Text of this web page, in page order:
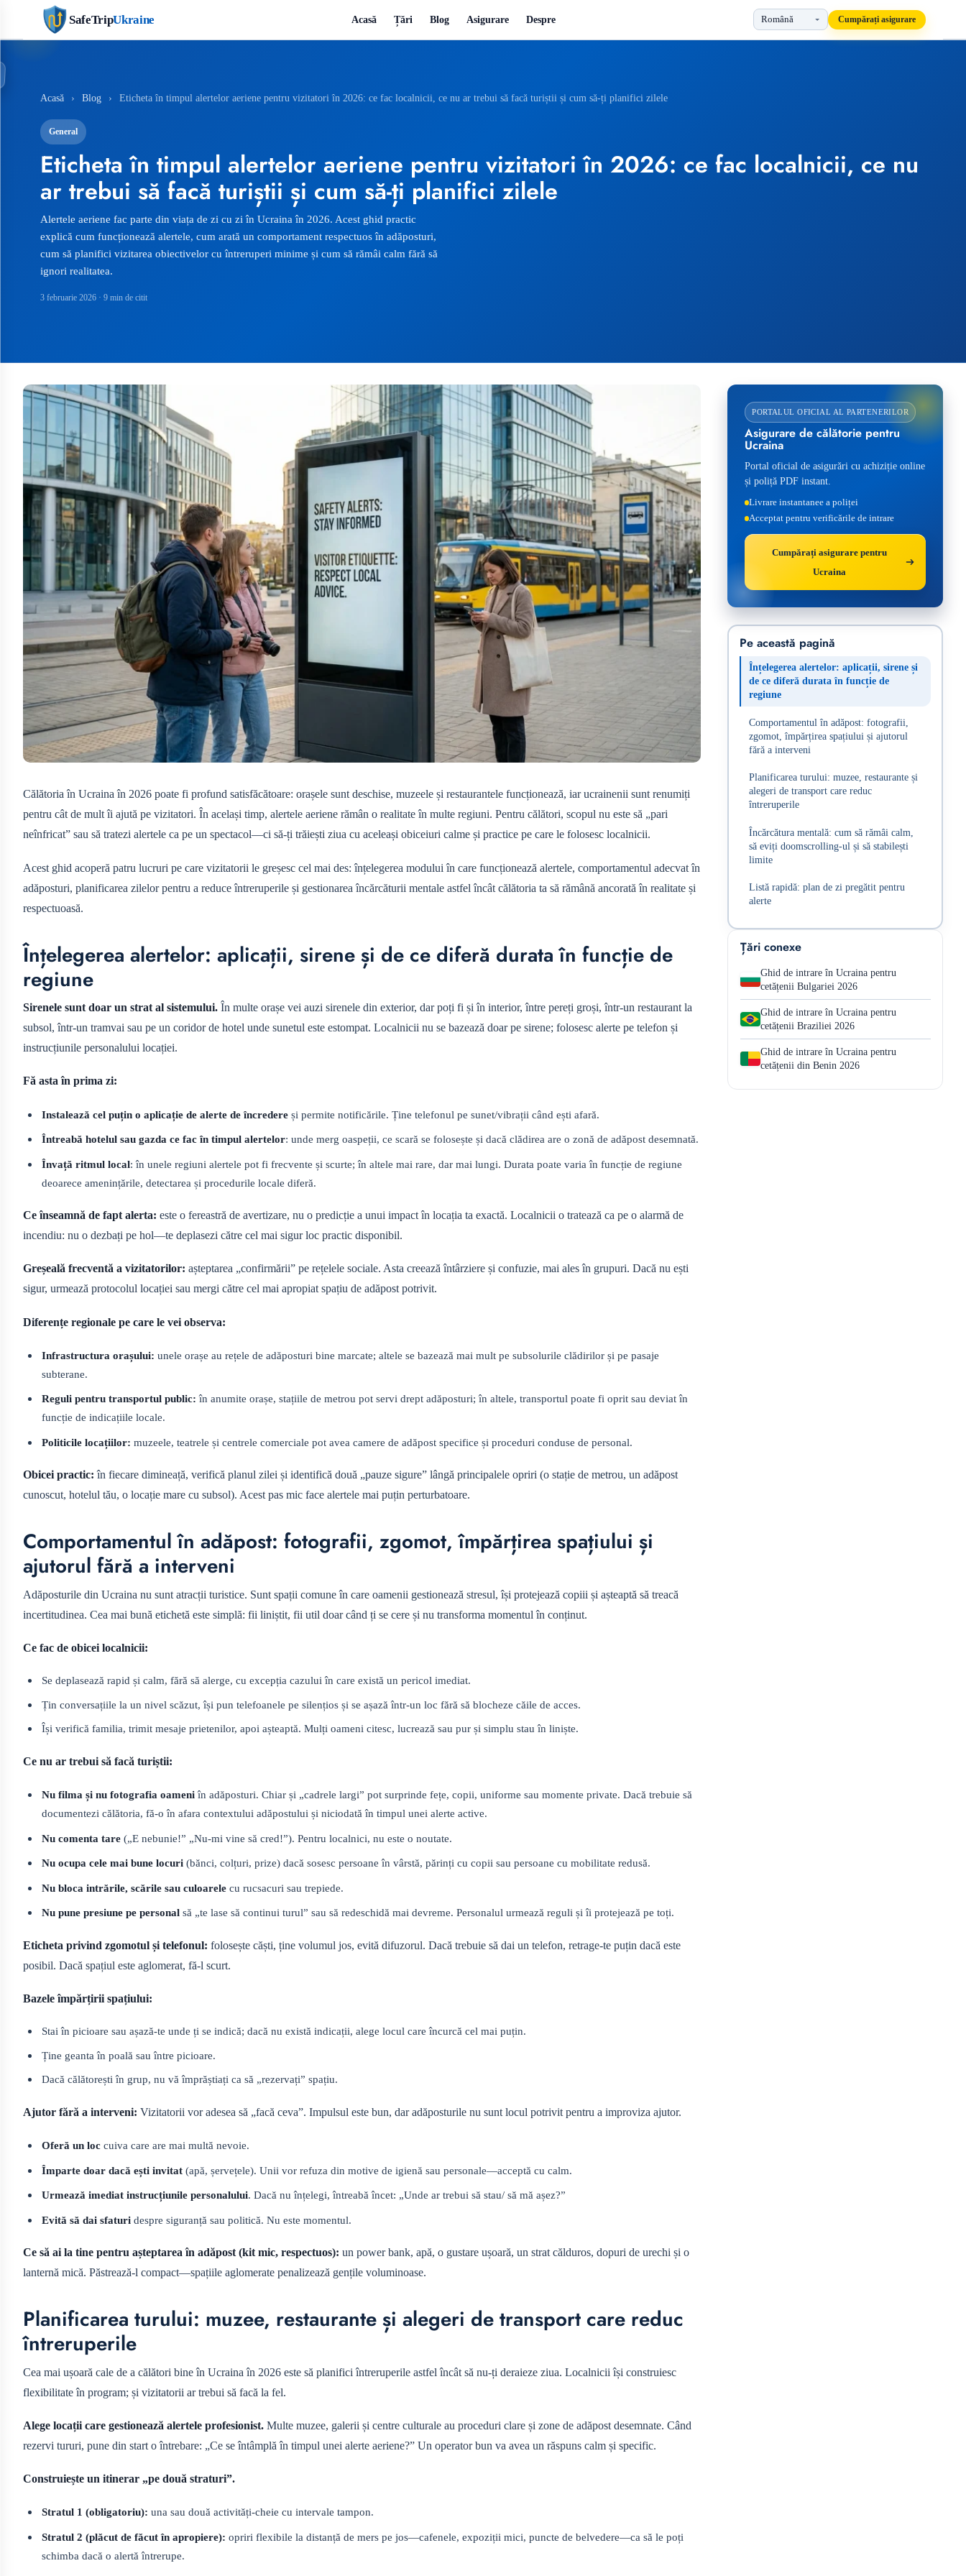
SafeTripUkraine Acasă Țări Blog Asigurare Despre Cumpărați asigurare
Acasă › Blog › Eticheta în timpul alertelor aeriene pentru vizitatori în 2026: ce fac localnicii, ce nu ar trebui să facă turiștii și cum să-ți planifici zilele
General
Eticheta în timpul alertelor aeriene pentru vizitatori în 2026: ce fac localnicii, ce nu
ar trebui să facă turiștii și cum să-ți planifici zilele
Alertele aeriene fac parte din viața de zi cu zi în Ucraina în 2026. Acest ghid practic
explică cum funcționează alertele, cum arată un comportament respectuos în adăposturi,
cum să planifici vizitarea obiectivelor cu întreruperi minime și cum să rămâi calm fără să
ignori realitatea.
3 februarie 2026 · 9 min de citit
Călătoria în Ucraina în 2026 poate fi profund satisfăcătoare: orașele sunt deschise, muzeele și restaurantele funcționează, iar ucrainenii sunt renumiți
pentru cât de mult îi ajută pe vizitatori. În același timp, alertele aeriene rămân o realitate în multe regiuni. Pentru călători, scopul nu este să „pari
neînfricat” sau să tratezi alertele ca pe un spectacol—ci să-ți trăiești ziua cu aceleași obiceiuri calme și practice pe care le folosesc localnicii.
Acest ghid acoperă patru lucruri pe care vizitatorii le greșesc cel mai des: înțelegerea modului în care funcționează alertele, comportamentul adecvat în
adăposturi, planificarea zilelor pentru a reduce întreruperile și gestionarea încărcăturii mentale astfel încât călătoria ta să rămână ancorată în realitate și
respectuoasă.
Înțelegerea alertelor: aplicații, sirene și de ce diferă durata în funcție de
regiune
Sirenele sunt doar un strat al sistemului. În multe orașe vei auzi sirenele din exterior, dar poți fi și în interior, între pereți groși, într-un restaurant la
subsol, într-un tramvai sau pe un coridor de hotel unde sunetul este estompat. Localnicii nu se bazează doar pe sirene; folosesc alerte pe telefon și
instrucțiunile personalului locației.
Fă asta în prima zi:
Instalează cel puțin o aplicație de alerte de încredere și permite notificările. Ține telefonul pe sunet/vibrații când ești afară.
Întreabă hotelul sau gazda ce fac în timpul alertelor: unde merg oaspeții, ce scară se folosește și dacă clădirea are o zonă de adăpost desemnată.
Învață ritmul local: în unele regiuni alertele pot fi frecvente și scurte; în altele mai rare, dar mai lungi. Durata poate varia în funcție de regiune
deoarece amenințările, detectarea și procedurile locale diferă.
Ce înseamnă de fapt alerta: este o fereastră de avertizare, nu o predicție a unui impact în locația ta exactă. Localnicii o tratează ca pe o alarmă de
incendiu: nu o dezbați pe hol—te deplasezi către cel mai sigur loc practic disponibil.
Greșeală frecventă a vizitatorilor: așteptarea „confirmării” pe rețelele sociale. Asta creează întârziere și confuzie, mai ales în grupuri. Dacă nu ești
sigur, urmează protocolul locației sau mergi către cel mai apropiat spațiu de adăpost potrivit.
Diferențe regionale pe care le vei observa:
Infrastructura orașului: unele orașe au rețele de adăposturi bine marcate; altele se bazează mai mult pe subsolurile clădirilor și pe pasaje
subterane.
Reguli pentru transportul public: în anumite orașe, stațiile de metrou pot servi drept adăposturi; în altele, transportul poate fi oprit sau deviat în
funcție de indicațiile locale.
Politicile locațiilor: muzeele, teatrele și centrele comerciale pot avea camere de adăpost specifice și proceduri conduse de personal.
Obicei practic: în fiecare dimineață, verifică planul zilei și identifică două „pauze sigure” lângă principalele opriri (o stație de metrou, un adăpost
cunoscut, hotelul tău, o locație mare cu subsol). Acest pas mic face alertele mai puțin perturbatoare.
Comportamentul în adăpost: fotografii, zgomot, împărțirea spațiului și
ajutorul fără a interveni
Adăposturile din Ucraina nu sunt atracții turistice. Sunt spații comune în care oamenii gestionează stresul, își protejează copiii și așteaptă să treacă
incertitudinea. Cea mai bună etichetă este simplă: fii liniștit, fii util doar când ți se cere și nu transforma momentul în conținut.
Ce fac de obicei localnicii:
Se deplasează rapid și calm, fără să alerge, cu excepția cazului în care există un pericol imediat.
Țin conversațiile la un nivel scăzut, își pun telefoanele pe silențios și se așază într-un loc fără să blocheze căile de acces.
Își verifică familia, trimit mesaje prietenilor, apoi așteaptă. Mulți oameni citesc, lucrează sau pur și simplu stau în liniște.
Ce nu ar trebui să facă turiștii:
Nu filma și nu fotografia oameniîn adăposturi. Chiar și „cadrele largi” pot surprinde fețe, copii, uniforme sau momente private. Dacă trebuie să
documentezi călătoria, fă-o în afara contextului adăpostului și niciodată în timpul unei alerte active.
Nu comenta tare („E nebunie!” „Nu-mi vine să cred!”). Pentru localnici, nu este o noutate.
Nu ocupa cele mai bune locuri (bănci, colțuri, prize) dacă sosesc persoane în vârstă, părinți cu copii sau persoane cu mobilitate redusă.
Nu bloca intrările, scările sau culoarele cu rucsacuri sau trepiede.
Nu pune presiune pe personal să „te lase să continui turul” sau să redeschidă mai devreme. Personalul urmează reguli și îi protejează pe toți.
Eticheta privind zgomotul și telefonul: folosește căști, ține volumul jos, evită difuzorul. Dacă trebuie să dai un telefon, retrage-te puțin dacă este
posibil. Dacă spațiul este aglomerat, fă-l scurt.
Bazele împărțirii spațiului:
Stai în picioare sau așază-te unde ți se indică; dacă nu există indicații, alege locul care încurcă cel mai puțin.
Ține geanta în poală sau între picioare.
Dacă călătorești în grup, nu vă împrăștiați ca să „rezervați” spațiu.
Ajutor fără a interveni: Vizitatorii vor adesea să „facă ceva”. Impulsul este bun, dar adăposturile nu sunt locul potrivit pentru a improviza ajutor.
Oferă un loc cuiva care are mai multă nevoie.
Împarte doar dacă ești invitat (apă, șervețele). Unii vor refuza din motive de igienă sau personale—acceptă cu calm.
Urmează imediat instrucțiunile personalului. Dacă nu înțelegi, întreabă încet: „Unde ar trebui să stau/ să mă așez?”
Evită să dai sfaturi despre siguranță sau politică. Nu este momentul.
Ce să ai la tine pentru așteptarea în adăpost (kit mic, respectuos): un power bank, apă, o gustare ușoară, un strat călduros, dopuri de urechi și o
lanternă mică. Păstrează-l compact—spațiile aglomerate penalizează gențile voluminoase.
Planificarea turului: muzee, restaurante și alegeri de transport care reduc
întreruperile
Cea mai ușoară cale de a călători bine în Ucraina în 2026 este să planifici întreruperile astfel încât să nu-ți deraieze ziua. Localnicii își construiesc
flexibilitate în program; și vizitatorii ar trebui să facă la fel.
Alege locații care gestionează alertele profesionist. Multe muzee, galerii și centre culturale au proceduri clare și zone de adăpost desemnate. Când
rezervi tururi, pune din start o întrebare: „Ce se întâmplă în timpul unei alerte aeriene?” Un operator bun va avea un răspuns calm și specific.
Construiește un itinerar „pe două straturi”.
Stratul 1 (obligatoriu): una sau două activități-cheie cu intervale tampon.
Stratul 2 (plăcut de făcut în apropiere): opriri flexibile la distanță de mers pe jos—cafenele, expoziții mici, puncte de belvedere—ca să le poți
schimba dacă o alertă întrerupe.
PORTALUL OFICIAL AL PARTENERILOR
Asigurare de călătorie pentru
Ucraina
Portal oficial de asigurări cu achiziție online
și poliță PDF instant.
Livrare instantanee a poliței
Acceptat pentru verificările de intrare
Cumpărați asigurare pentru
Ucraina
Pe această pagină
Înțelegerea alertelor: aplicații, sirene și
de ce diferă durata în funcție de
regiune
Comportamentul în adăpost: fotografii,
zgomot, împărțirea spațiului și ajutorul
fără a interveni
Planificarea turului: muzee, restaurante și
alegeri de transport care reduc
întreruperile
Încărcătura mentală: cum să rămâi calm,
să eviți doomscrolling-ul și să stabilești
limite
Listă rapidă: plan de zi pregătit pentru
alerte
Țări conexe
Ghid de intrare în Ucraina pentru
cetățenii Bulgariei 2026
Ghid de intrare în Ucraina pentru
cetățenii Braziliei 2026
Ghid de intrare în Ucraina pentru
cetățenii din Benin 2026